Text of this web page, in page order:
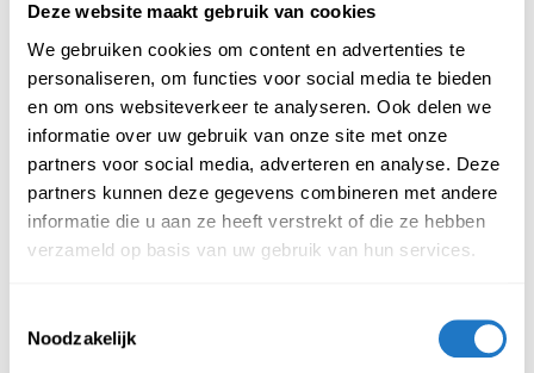
Deze website maakt gebruik van cookies
We gebruiken cookies om content en advertenties te
personaliseren, om functies voor social media te bieden
en om ons websiteverkeer te analyseren. Ook delen we
informatie over uw gebruik van onze site met onze
partners voor social media, adverteren en analyse. Deze
partners kunnen deze gegevens combineren met andere
informatie die u aan ze heeft verstrekt of die ze hebben
verzameld op basis van uw gebruik van hun services.
Noodzakelijk
Kenmerken garderobekast 3 deurs
– 3 kolommen
Kleur romp: Grijs RAL7035
Kleur deuren leverbaar in:
Rood RAL3000
Blauw RAL5010
Grijs RAL7035
Valgrendelslot